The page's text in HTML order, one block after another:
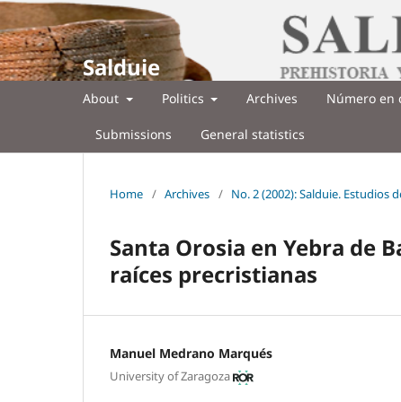
Salduie
About Politics Archives Número en
Submissions General statistics
Home / Archives / No. 2 (2002): Salduie. Estudios
Santa Orosia en Yebra de
raíces precristianas
Manuel Medrano Marqués
University of Zaragoza